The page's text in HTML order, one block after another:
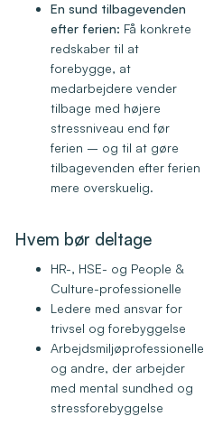
En sund tilbagevenden
efter ferien: Få konkrete
redskaber til at
forebygge, at
medarbejdere vender
tilbage med højere
stressniveau end før
ferien – og til at gøre
tilbagevenden efter ferien
mere overskuelig.
Hvem bør deltage
HR-, HSE- og People &
Culture-professionelle
Ledere med ansvar for
trivsel og forebyggelse
Arbejdsmiljøprofessionelle
og andre, der arbejder
med mental sundhed og
stressforebyggelse